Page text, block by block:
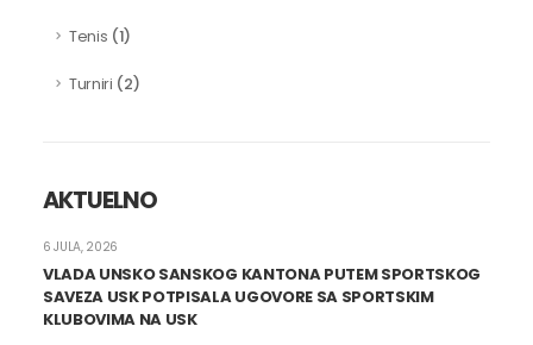
Tenis (1)
Turniri (2)
AKTUELNO
VLADA UNSKO SANSKOG KANTONA PUTEM SPORTSKOG
SAVEZA USK POTPISALA UGOVORE SA SPORTSKIM
KLUBOVIMA NA USK
6 JULA, 2026